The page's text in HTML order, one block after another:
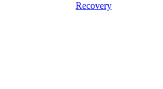
Recovery